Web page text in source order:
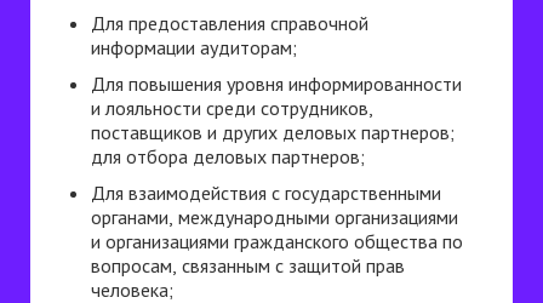
Для предоставления справочной
информации аудиторам;
Для повышения уровня информированности
и лояльности среди сотрудников,
поставщиков и других деловых партнеров;
для отбора деловых партнеров;
Для взаимодействия с государственными
органами, международными организациями
и организациями гражданского общества по
вопросам, связанным с защитой прав
человека;